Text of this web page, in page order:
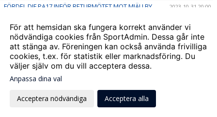
FÖRDEL DIF PA17 INFÖR RETURMÖTET MOT MJÄLLBY 2023-10-31 20:00
BELLA AXELSSON EM-KVALAR MED F16-LANDSLAGET 2023-10-22 18:51
DIF PA17 KLARA FÖR SEMIFINAL EFTER DERBYVINST 2023-10-21 18:53
HÖSTLOVSAKTIVITETER - vecka 44 2023-10-10 16:30
Stockholmsmästerskapen firar 20 år
För att hemsidan ska fungera korrekt använder vi
nödvändiga cookies från SportAdmin. Dessa går inte
att stänga av. Föreningen kan också använda frivilliga
cookies, t.ex. för statistik eller marknadsföring. Du
väljer själv om du vill acceptera dessa.
Anpassa dina val
Acceptera nödvändiga Acceptera alla